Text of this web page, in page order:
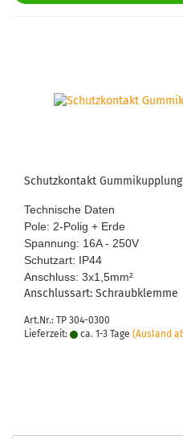
Schutz­kon­takt
Tech­ni­sche Daten
Pole: 2-​Polig + Erde
Span­nung: 16A - 250V
Schutz­art: IP44
An­schluss: 3x1,5mm²
An­schluss­art: Schraub­klem­me
Art.Nr.: TP 304-0300
Lieferzeit:
ca. 1-3 Tage (Ausland